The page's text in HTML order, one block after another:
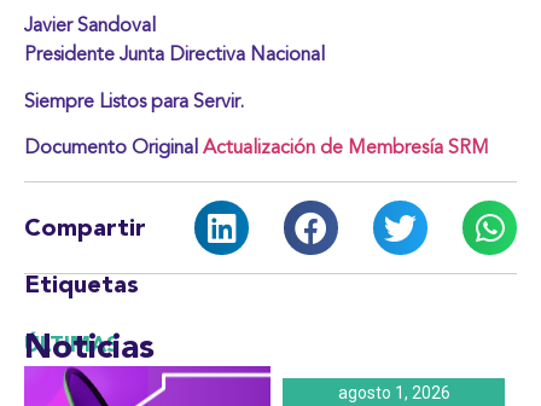
Javier Sandoval
Presidente Junta Directiva Nacional
Siempre Listos para Servir.
Documento Original Actualización de Membresía SRM
Compartir
Etiquetas
ÚLTIMAS
Noticias
agosto 1, 2026